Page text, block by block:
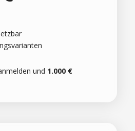
und 1.000 €